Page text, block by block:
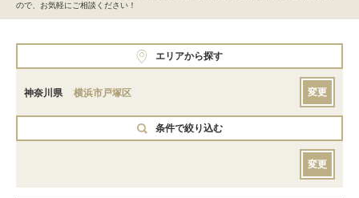
ので、お気軽にご相談ください！
エリアから探す
神奈川県 横浜市戸塚区 変更
条件で絞り込む
変更